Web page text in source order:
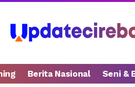
Berita Nasional Seni &